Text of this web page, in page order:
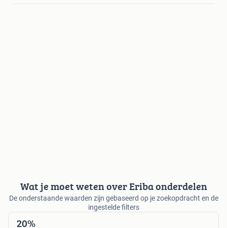
Wat je moet weten over Eriba onderdelen
De onderstaande waarden zijn gebaseerd op je zoekopdracht en de
ingestelde filters
20%